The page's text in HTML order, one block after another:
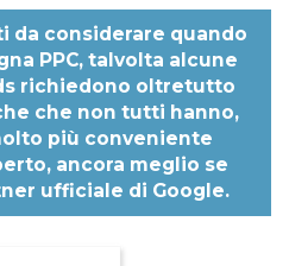
da considerare quando
PPC, talvolta alcune
richiedono oltretutto
che non tutti hanno,
più conveniente
ancora meglio se
ufficiale di Google.